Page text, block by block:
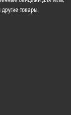
товары